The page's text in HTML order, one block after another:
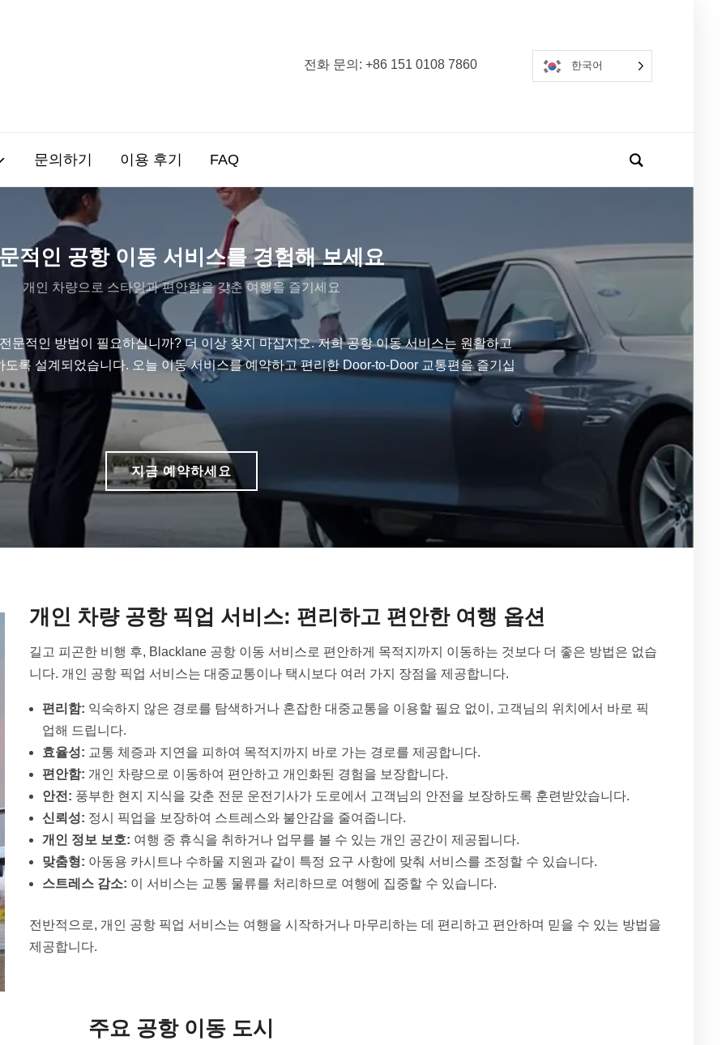
전화 문의: +86 151 0108 7860 한국어
문의하기 이용 후기 FAQ
적인 공항 이동 서비스를 경험해 보세요
개인 차량으로 스타일과 편안함을 갖춘 여행을 즐기세요
문적인 방법이 필요하십니까? 더 이상 찾지 마십시오. 저희 공항 이동 서비스는 원활하고
록 설계되었습니다. 오늘 이동 서비스를 예약하고 편리한 Door-to-Door 교통편을 즐기십
지금 예약하세요
개인 차량 공항 픽업 서비스: 편리하고 편안한 여행 옵션
길고 피곤한 비행 후, Blacklane 공항 이동 서비스로 편안하게 목적지까지 이동하는 것보다 더 좋은 방법은 없습
니다. 개인 공항 픽업 서비스는 대중교통이나 택시보다 여러 가지 장점을 제공합니다.
편리함: 익숙하지 않은 경로를 탐색하거나 혼잡한 대중교통을 이용할 필요 없이, 고객님의 위치에서 바로 픽
업해 드립니다.
효율성: 교통 체증과 지연을 피하여 목적지까지 바로 가는 경로를 제공합니다.
편안함: 개인 차량으로 이동하여 편안하고 개인화된 경험을 보장합니다.
안전: 풍부한 현지 지식을 갖춘 전문 운전기사가 도로에서 고객님의 안전을 보장하도록 훈련받았습니다.
신뢰성: 정시 픽업을 보장하여 스트레스와 불안감을 줄여줍니다.
개인 정보 보호: 여행 중 휴식을 취하거나 업무를 볼 수 있는 개인 공간이 제공됩니다.
맞춤형: 아동용 카시트나 수하물 지원과 같이 특정 요구 사항에 맞춰 서비스를 조정할 수 있습니다.
스트레스 감소: 이 서비스는 교통 물류를 처리하므로 여행에 집중할 수 있습니다.
전반적으로, 개인 공항 픽업 서비스는 여행을 시작하거나 마무리하는 데 편리하고 편안하며 믿을 수 있는 방법을
제공합니다.
주요 공항 이동 도시